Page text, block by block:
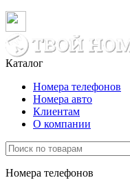
Каталог
Номера телефонов
Номера авто
Клиентам
О компании
Номера телефонов